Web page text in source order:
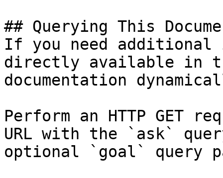
## Querying This
If you need
directly available in
documentation
Perform an HTTP GET
URL with the `ask`
optional `goal` query